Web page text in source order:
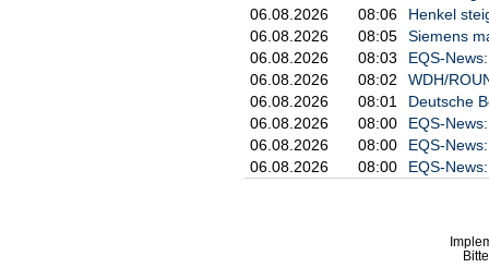
06.08.2026
08:06
Henkel
06.08.2026
08:05
Siemens
06.08.2026
08:03
EQS-
06.08.2026
08:02
WDH/
06.08.2026
08:01
Deutsche
06.08.2026
08:00
EQS-
06.08.2026
08:00
EQS-
06.08.2026
08:00 EQS-